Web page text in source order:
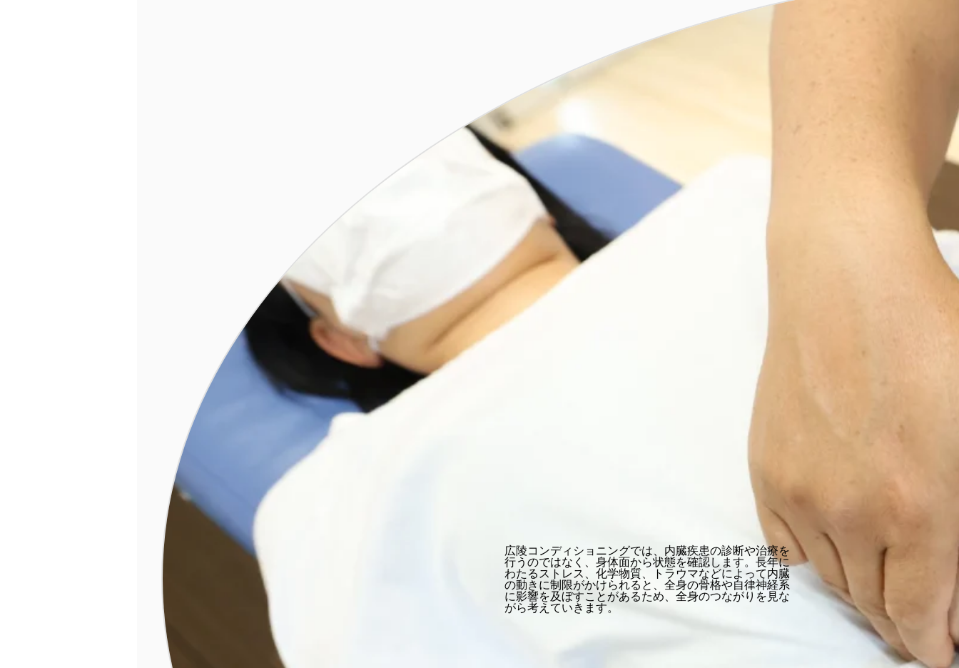
広陵コンディショニングでは、内臓疾患の診断や治療を
行うのではなく、身体面から状態を確認します。長年に
わたるストレス、化学物質、トラウマなどによって内臓
の動きに制限がかけられると、全身の骨格や自律神経系
に影響を及ぼすことがあるため、全身のつながりを見な
がら考えていきます。